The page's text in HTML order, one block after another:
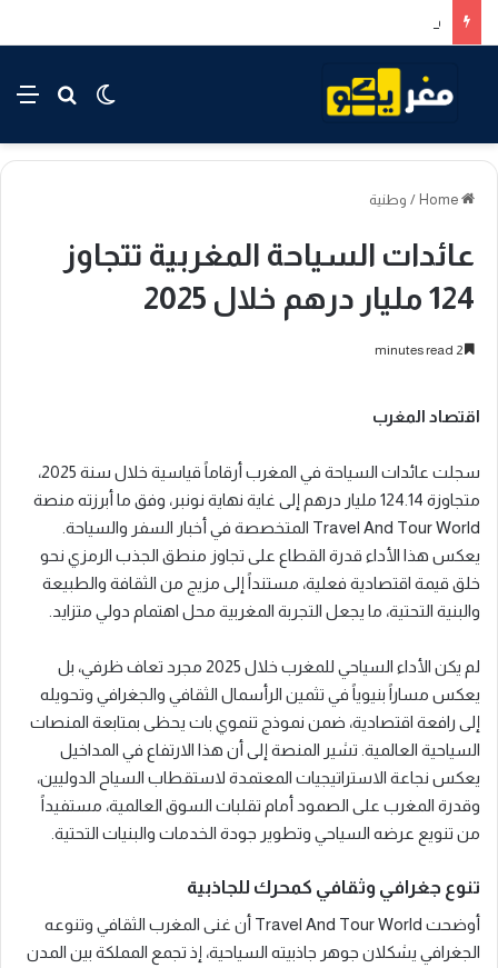
for
Switch skin
/ وطنية
عائدات السياحة المغربية تتجاوز
124 مليار درهم خلال 2025
اقتصاد المغرب
سجلت عائدات السياحة في المغرب أرقاماً قياسية خلال سنة 2025،
متجاوزة 124.14 مليار درهم إلى غاية نهاية نونبر، وفق ما أبرزته منصة
Travel And Tour World المتخصصة في أخبار السفر والسياحة.
يعكس هذا الأداء قدرة القطاع على تجاوز منطق الجذب الرمزي نحو
خلق قيمة اقتصادية فعلية، مستنداً إلى مزيج من الثقافة والطبيعة
والبنية التحتية، ما يجعل التجربة المغربية محل اهتمام دولي متزايد.
لم يكن الأداء السياحي للمغرب خلال 2025 مجرد تعاف ظرفي، بل
يعكس مساراً بنيوياً في تثمين الرأسمال الثقافي والجغرافي وتحويله
إلى رافعة اقتصادية، ضمن نموذج تنموي بات يحظى بمتابعة المنصات
السياحية العالمية. تشير المنصة إلى أن هذا الارتفاع في المداخيل
يعكس نجاعة الاستراتيجيات المعتمدة لاستقطاب السياح الدوليين،
وقدرة المغرب على الصمود أمام تقلبات السوق العالمية، مستفيداً
من تنويع عرضه السياحي وتطوير جودة الخدمات والبنيات التحتية.
تنوع جغرافي وثقافي كمحرك للجاذبية
أوضحت Travel And Tour World أن غنى المغرب الثقافي وتنوعه
الجغرافي يشكلان جوهر جاذبيته السياحية، إذ تجمع المملكة بين المدن